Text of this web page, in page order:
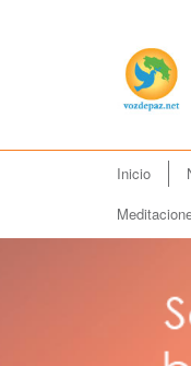
Ir
al
Inicio